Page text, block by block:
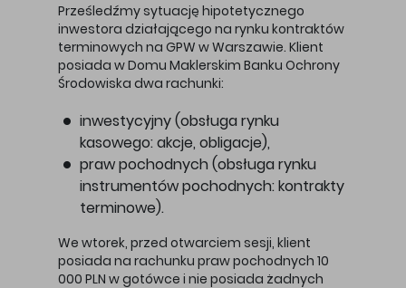
Prześledźmy sytuację hipotetycznego
inwestora działającego na rynku kontraktów
terminowych na GPW w Warszawie. Klient
posiada w Domu Maklerskim Banku Ochrony
Środowiska dwa rachunki:
inwestycyjny (obsługa rynku
kasowego: akcje, obligacje),
praw pochodnych (obsługa rynku
instrumentów pochodnych: kontrakty
terminowe).
We wtorek, przed otwarciem sesji, klient
posiada na rachunku praw pochodnych 10
000 PLN w gotówce i nie posiada żadnych